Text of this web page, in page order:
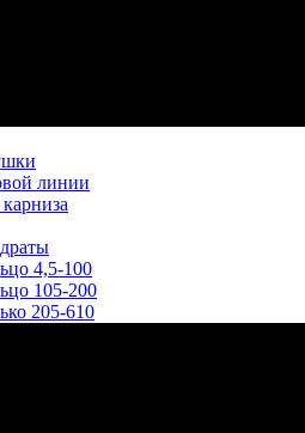
линии
4,5-100
105-200
205-610